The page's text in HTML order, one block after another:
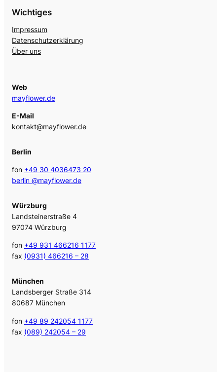
Wichtiges
Impressum
Datenschutzerklärung
Über uns
Web
mayflower.de
E-Mail
kontakt@mayflower.de
Berlin
fon +49 30 4036473 20
berlin @mayflower.de
Würzburg
Landsteinerstraße 4
97074 Würzburg
fon +49 931 466216 1177
fax (0931) 466216 – 28
München
Landsberger Straße 314
80687 München
fon +49 89 242054 1177
fax (089) 242054 – 29